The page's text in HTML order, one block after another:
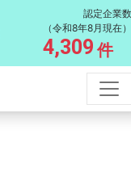
認定企業数
（令和8年8月現在）
4,309 件